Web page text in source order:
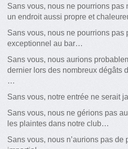
Sans vous, nous ne pourrions pas
un endroit aussi propre et
Sans vous, nous ne pourrions pas
exceptionnel au bar…
Sans vous, nous aurions
dernier lors des nombreux dégâts
…
Sans vous, notre entrée ne serait
Sans vous, nous ne gérions pas
les plaintes dans notre club…
Sans vous, nous n’aurions pas de